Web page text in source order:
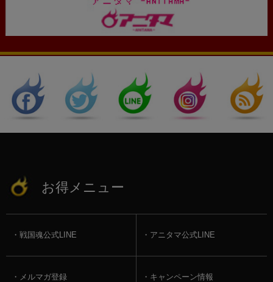
お得メニュー
戦国魂公式LINE アニタマ公式LINE
メルマガ登録 キャンペーン情報